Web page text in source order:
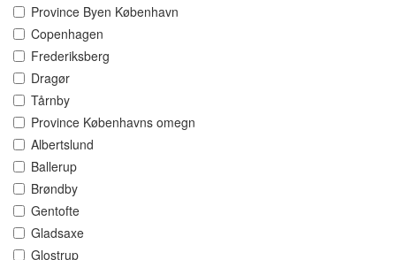
Province Byen København
Copenhagen
Frederiksberg
Dragør
Tårnby
Province Københavns omegn
Albertslund
Ballerup
Brøndby
Gentofte
Gladsaxe
Glostrup